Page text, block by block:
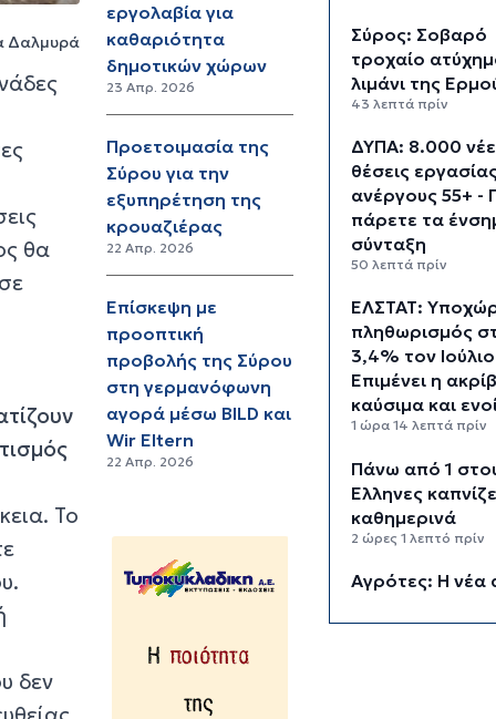
Δαλμυρά
θα
Το
δεν
εργολαβία για
καθαριότητα
δημοτικών χώρων
23 Απρ. 2026
Προετοιμασία της
Σύρου για την
εξυπηρέτηση της
κρουαζιέρας
22 Απρ. 2026
Επίσκεψη με
προοπτική
προβολής της Σύρου
στη γερμανόφωνη
αγορά μέσω BILD και
Wir Eltern
22 Απρ. 2026
Σύρος: Σοβαρό
τροχαίο
λιμάνι της
43 λεπτά πρίν
ΔΥΠΑ: 8.000
θέσεις
ανέργους 55+ -
πάρετε τα
σύνταξη
50 λεπτά πρίν
ΕΛΣΤΑΤ:
πληθωρισμός
3,4% τον
Επιμένει η
καύσιμα και
1 ώρα 14 λεπτά πρίν
Πάνω από 1
Έλληνες
καθημερινά
2 ώρες 1 λεπτό πρίν
Αγρότες: Η νέα
myAGRO, οι